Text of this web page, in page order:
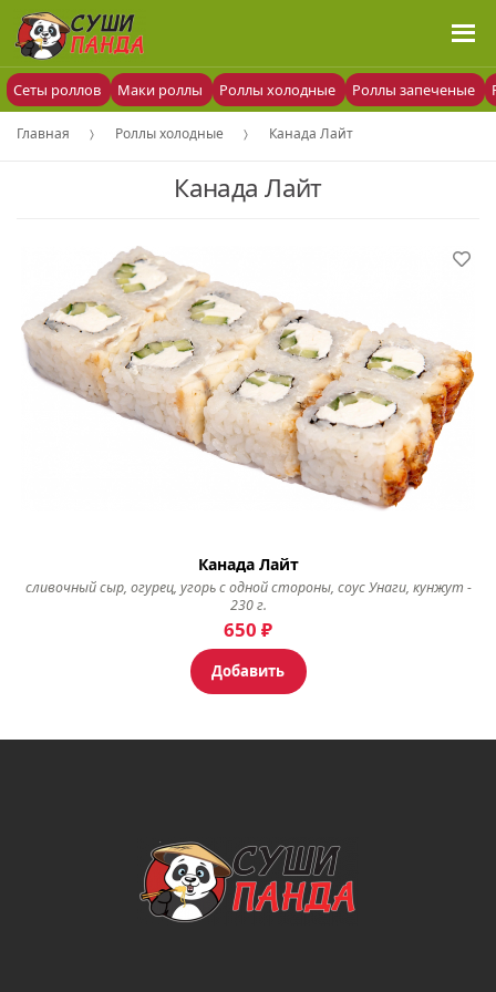
Сеты роллов Маки роллы Роллы холодные Роллы запеченые
Главная Роллы холодные Канада Лайт
Канада Лайт
Канада Лайт
сливочный сыр, огурец, угорь с одной стороны, соус Унаги, кунжут -
230 г.
650 ₽
Добавить